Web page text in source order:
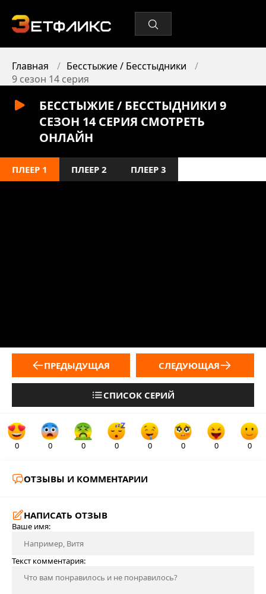
Главная
Бесстыжие / Бесстыдники
9 сезон 14 серия
БЕССТЫЖИЕ / БЕССТЫДНИКИ 9
СЕЗОН 14 СЕРИЯ СМОТРЕТЬ
ОНЛАЙН
ПЛЕЕР 1 ПЛЕЕР 2 ПЛЕЕР 3
ПРЕДЫДУЩАЯ
СПИСОК СЕРИЙ
СЛЕДУЮЩАЯ
0 0 0 0 0 0 0 0
ОТЗЫВЫ И КОММЕНТАРИИ
НАПИСАТЬ ОТЗЫВ
Ваше имя:
Текст комментария: